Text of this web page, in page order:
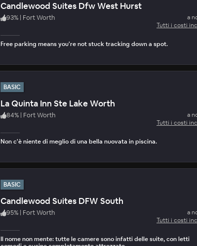
Candlewood Suites Dfw West Hurst
93% | Fort Worth
a
Tutti i costi
Free parking means you're not stuck tracking down a spot.
BASIC
La Quinta Inn Ste Lake Worth
84% | Fort Worth
a
Tutti i costi
Non c'è niente di meglio di una bella nuovata in piscina.
BASIC
Candlewood Suites DFW South
95% | Fort Worth
a
Tutti i costi
Il nome non mente: tutte le camere sono infatti delle suite, con letti